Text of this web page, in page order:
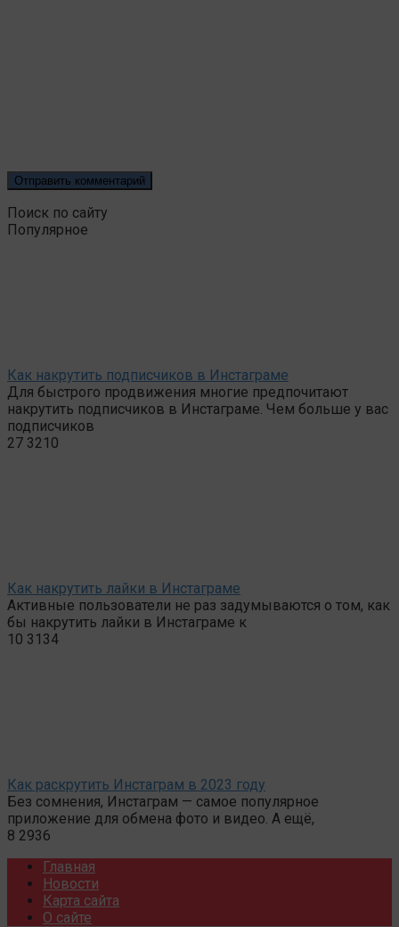
Поиск по сайту
Популярное
Как накрутить подписчиков в Инстаграме
Для быстрого продвижения многие предпочитают
накрутить подписчиков в Инстаграме. Чем больше у вас
подписчиков
27 3210
Как накрутить лайки в Инстаграме
Активные пользователи не раз задумываются о том, как
бы накрутить лайки в Инстаграме к
10 3134
Как раскрутить Инстаграм в 2023 году
Без сомнения, Инстаграм — самое популярное
приложение для обмена фото и видео. А ещё,
8 2936
Главная
Новости
Карта сайта
О сайте